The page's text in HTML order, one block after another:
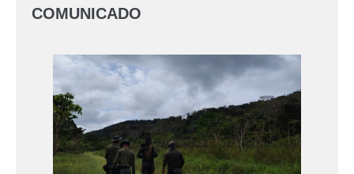
COMUNICADO